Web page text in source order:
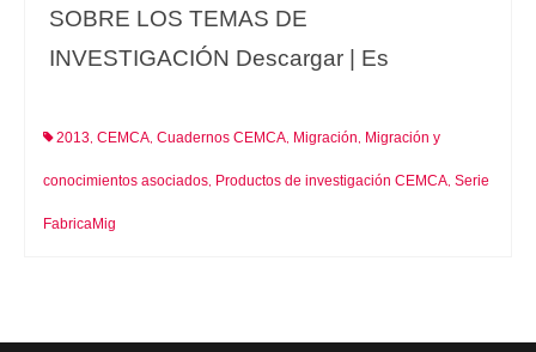
SOBRE LOS TEMAS DE
INVESTIGACIÓN Descargar | Es
2013, CEMCA, Cuadernos CEMCA, Migración, Migración y
conocimientos asociados, Productos de investigación CEMCA, Serie
FabricaMig